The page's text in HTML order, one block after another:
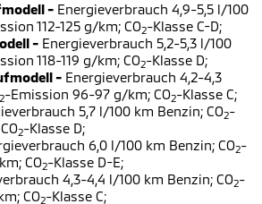
- Energieverbrauch 4,9-5,5 l/100
112-125 g/km; CO2-Klasse C-D;
- Energieverbrauch 5,2-5,3 l/100
118-119 g/km; CO2-Klasse D;
- Energieverbrauch 4,2-4,3
2-Emission 96-97 g/km; CO2-Klasse C;
5,7 l/100 km Benzin; CO2-
2-Klasse D;
6,0 l/100 km Benzin; CO2-
CO2-Klasse D-E;
4,3-4,4 l/100 km Benzin; CO2-
CO2-Klasse C;